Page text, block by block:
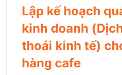
Lập kế hoạch
kinh doanh
thoái kinh tế)
hàng cafe